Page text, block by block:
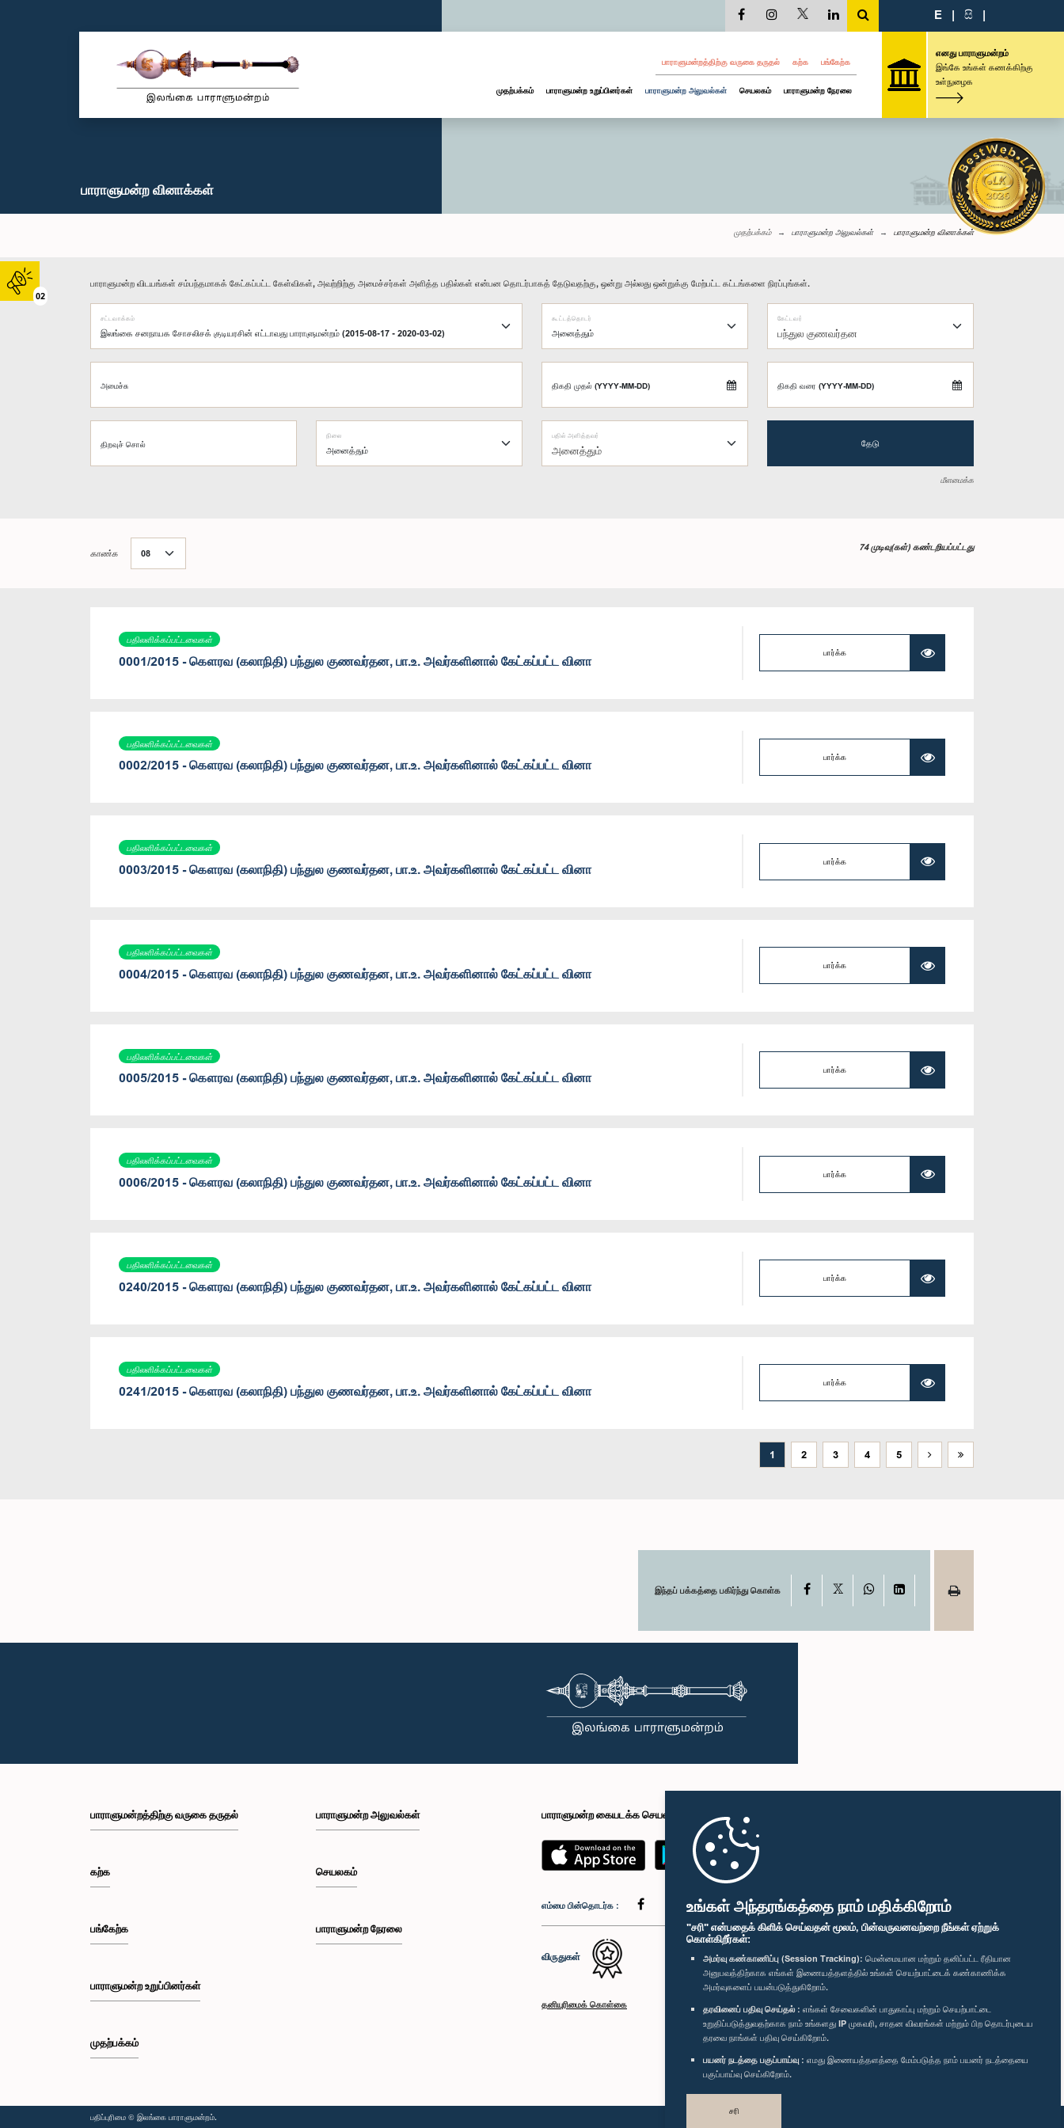
உங்கள் அந்தரங்கத்தை நாம் மதிக்கிறோம்
"சரி" என்பதைக் கிளிக் செய்வதன் மூலம், பின்வருவனவற்றை நீங்கள் ஏற்றுக்
கொள்கிறீர்கள்:
அமர்வு கண்காணிப்பு (Session Tracking): மென்மையான மற்றும் தனிப்பட்ட ரீதியான
அனுபவத்திற்காக எங்கள் இணையத்தளத்தில் உங்கள் செயற்பாட்டைக் கண்காணிக்க
அமர்வுகளைப் பயன்படுத்துகிறோம்.
தரவினைப் பதிவு செய்தல் : எங்கள் சேவைகளின் பாதுகாப்பு மற்றும் செயற்பாட்டை
உறுதிப்படுத்துவதற்காக நாம் உங்களது IP முகவரி, சாதன விவரங்கள் மற்றும் பிற தொடர்புடைய
தரவை நாங்கள் பதிவு செய்கிறோம்.
பயனர் நடத்தை பகுப்பாய்வு : எமது இணையத்தளத்தை மேம்படுத்த நாம் பயனர் நடத்தையை
பகுப்பாய்வு செய்கிறோம்.
சரி
02
E | සි |
பாராளுமன்றத்திற்கு வருகை தருதல் கற்க பங்கேற்க
முதற்பக்கம் பாராளுமன்ற உறுப்பினர்கள் பாராளுமன்ற அலுவல்கள் செயலகம் பாராளுமன்ற நேரலை
எனது பாராளுமன்றம்
இங்கே உங்கள் கணக்கிற்கு
உள்நுழைக
பாராளுமன்ற வினாக்கள்
முதற்பக்கம் பாராளுமன்ற அலுவல்கள் பாராளுமன்ற வினாக்கள்
பாராளுமன்ற விடயங்கள் சம்பந்தமாகக் கேட்கப்பட்ட கேள்விகள், அவற்றிற்கு அமைச்சர்கள் அளித்த பதில்கள் என்பன தொடர்பாகத் தேடுவதற்கு, ஒன்று அல்லது ஒன்றுக்கு மேற்பட்ட கட்டங்களை நிரப்புங்கள்.
சட்டவாக்கம் கூட்டத்தொடர்
பந்துல குணவர்தன
கேட்டவர்
அமைச்சு திகதி முதல் (YYYY-MM-DD) திகதி வரை (YYYY-MM-DD)
திறவுச் சொல்
நிலை
அனைத்தும்
பதில் அளித்தவர்
தேடு
மீளமைக்க
காண்க
74 முடிவு(கள்) கண்டறியப்பட்டது
பதிலளிக்கப்பட்டவைகள்
0001/2015 - கௌரவ (கலாநிதி) பந்துல குணவர்தன, பா.உ. அவர்களினால் கேட்கப்பட்ட வினா பார்க்க
பதிலளிக்கப்பட்டவைகள்
0002/2015 - கௌரவ (கலாநிதி) பந்துல குணவர்தன, பா.உ. அவர்களினால் கேட்கப்பட்ட வினா பார்க்க
பதிலளிக்கப்பட்டவைகள்
0003/2015 - கௌரவ (கலாநிதி) பந்துல குணவர்தன, பா.உ. அவர்களினால் கேட்கப்பட்ட வினா பார்க்க
பதிலளிக்கப்பட்டவைகள்
0004/2015 - கௌரவ (கலாநிதி) பந்துல குணவர்தன, பா.உ. அவர்களினால் கேட்கப்பட்ட வினா பார்க்க
பதிலளிக்கப்பட்டவைகள்
0005/2015 - கௌரவ (கலாநிதி) பந்துல குணவர்தன, பா.உ. அவர்களினால் கேட்கப்பட்ட வினா பார்க்க
பதிலளிக்கப்பட்டவைகள்
0006/2015 - கௌரவ (கலாநிதி) பந்துல குணவர்தன, பா.உ. அவர்களினால் கேட்கப்பட்ட வினா பார்க்க
பதிலளிக்கப்பட்டவைகள்
0240/2015 - கௌரவ (கலாநிதி) பந்துல குணவர்தன, பா.உ. அவர்களினால் கேட்கப்பட்ட வினா பார்க்க
பதிலளிக்கப்பட்டவைகள்
0241/2015 - கௌரவ (கலாநிதி) பந்துல குணவர்தன, பா.உ. அவர்களினால் கேட்கப்பட்ட வினா பார்க்க
1 2 3 4 5
இந்தப் பக்கத்தை பகிர்ந்து கொள்க Facebook WhatsAppLinkedIn
பாராளுமன்றத்திற்கு வருகை தருதல்
கற்க
பங்கேற்க
பாராளுமன்ற உறுப்பினர்கள்
முதற்பக்கம்
பாராளுமன்ற அலுவல்கள்
செயலகம்
பாராளுமன்ற நேரலை
பாராளுமன்ற கையடக்க செயலி
எம்மை பின்தொடர்க :
விருதுகள்
தனியுரிமைக் கொள்கை
பதிப்புரிமை © இலங்கை பாராளுமன்றம்.